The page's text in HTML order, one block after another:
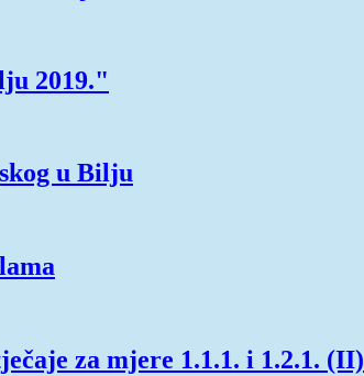
2019."
u Bilju
za mjere 1.1.1. i 1.2.1. (II)